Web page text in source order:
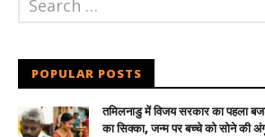
POPULAR POSTS
तमिलनाडु में विजय सरकार का पहला
का सिक्का, जन्म पर बच्चे को सोने की